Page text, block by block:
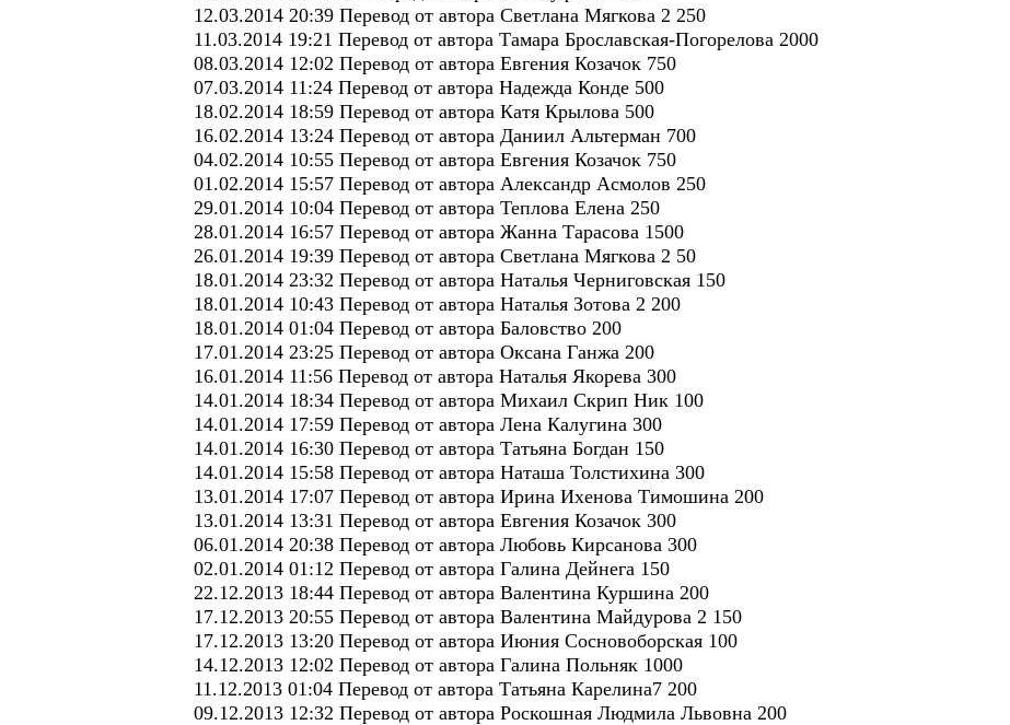
12.03.2014 20:39 Перевод от автора Светлана Мягкова 2 250
11.03.2014 19:21 Перевод от автора Тамара Брославская-Погорелова 2000
08.03.2014 12:02 Перевод от автора Евгения Козачок 750
07.03.2014 11:24 Перевод от автора Надежда Конде 500
18.02.2014 18:59 Перевод от автора Катя Крылова 500
16.02.2014 13:24 Перевод от автора Даниил Альтерман 700
04.02.2014 10:55 Перевод от автора Евгения Козачок 750
01.02.2014 15:57 Перевод от автора Александр Асмолов 250
29.01.2014 10:04 Перевод от автора Теплова Елена 250
28.01.2014 16:57 Перевод от автора Жанна Тарасова 1500
26.01.2014 19:39 Перевод от автора Светлана Мягкова 2 50
18.01.2014 23:32 Перевод от автора Наталья Черниговская 150
18.01.2014 10:43 Перевод от автора Наталья Зотова 2 200
18.01.2014 01:04 Перевод от автора Баловство 200
17.01.2014 23:25 Перевод от автора Оксана Ганжа 200
16.01.2014 11:56 Перевод от автора Наталья Якорева 300
14.01.2014 18:34 Перевод от автора Михаил Скрип Ник 100
14.01.2014 17:59 Перевод от автора Лена Калугина 300
14.01.2014 16:30 Перевод от автора Татьяна Богдан 150
14.01.2014 15:58 Перевод от автора Наташа Толстихина 300
13.01.2014 17:07 Перевод от автора Ирина Ихенова Тимошина 200
13.01.2014 13:31 Перевод от автора Евгения Козачок 300
06.01.2014 20:38 Перевод от автора Любовь Кирсанова 300
02.01.2014 01:12 Перевод от автора Галина Дейнега 150
22.12.2013 18:44 Перевод от автора Валентина Куршина 200
17.12.2013 20:55 Перевод от автора Валентина Майдурова 2 150
17.12.2013 13:20 Перевод от автора Июния Сосновоборская 100
14.12.2013 12:02 Перевод от автора Галина Польняк 1000
11.12.2013 01:04 Перевод от автора Татьяна Карелина7 200
09.12.2013 12:32 Перевод от автора Роскошная Людмила Львовна 200